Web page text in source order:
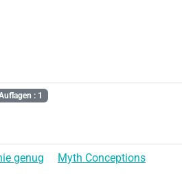
: 1
genug Myth Conceptions